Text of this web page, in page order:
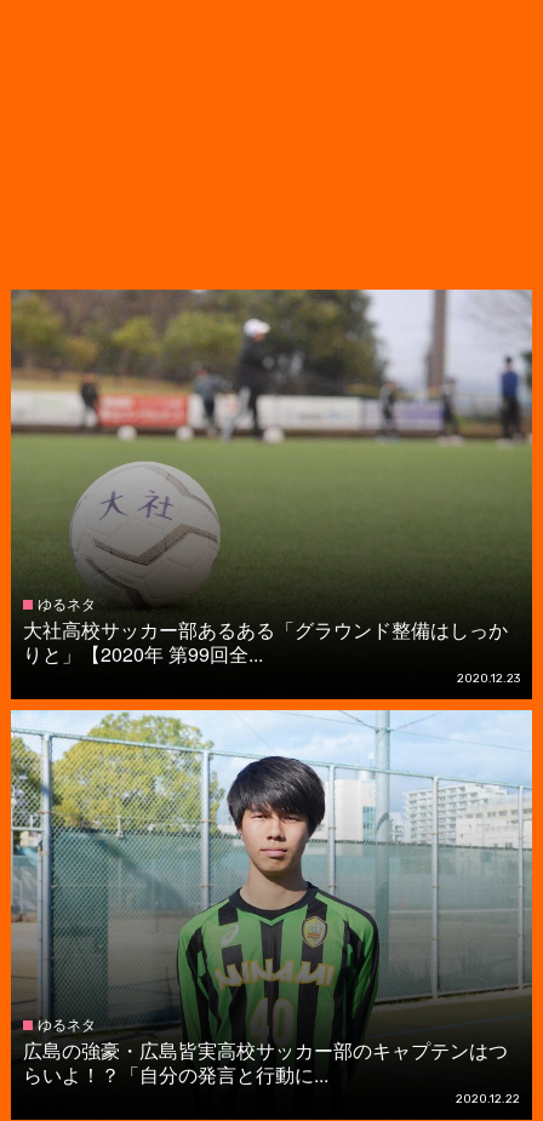
ゆるネタ
大社高校サッカー部あるある「グラウンド整備はしっか
りと」【2020年 第99回全...
2020.12.23
ゆるネタ
広島の強豪・広島皆実高校サッカー部のキャプテンはつ
らいよ！？「自分の発言と行動に...
2020.12.22